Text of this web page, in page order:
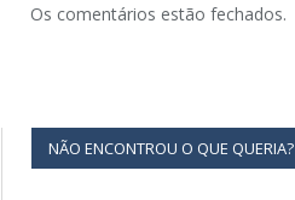
Os comentários estão fechados.
NÃO ENCONTROU O QUE QUERIA?